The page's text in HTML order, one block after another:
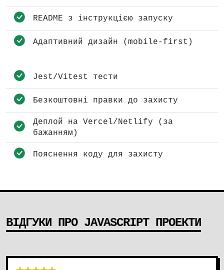
README з інструкцією запуску
Адаптивний дизайн (mobile-first)
Jest/Vitest тести
Безкоштовні правки до захисту
Деплой на Vercel/Netlify (за
бажанням)
Пояснення коду для захисту
ВІДГУКИ ПРО JAVASCRIPT ПРОЕКТИ